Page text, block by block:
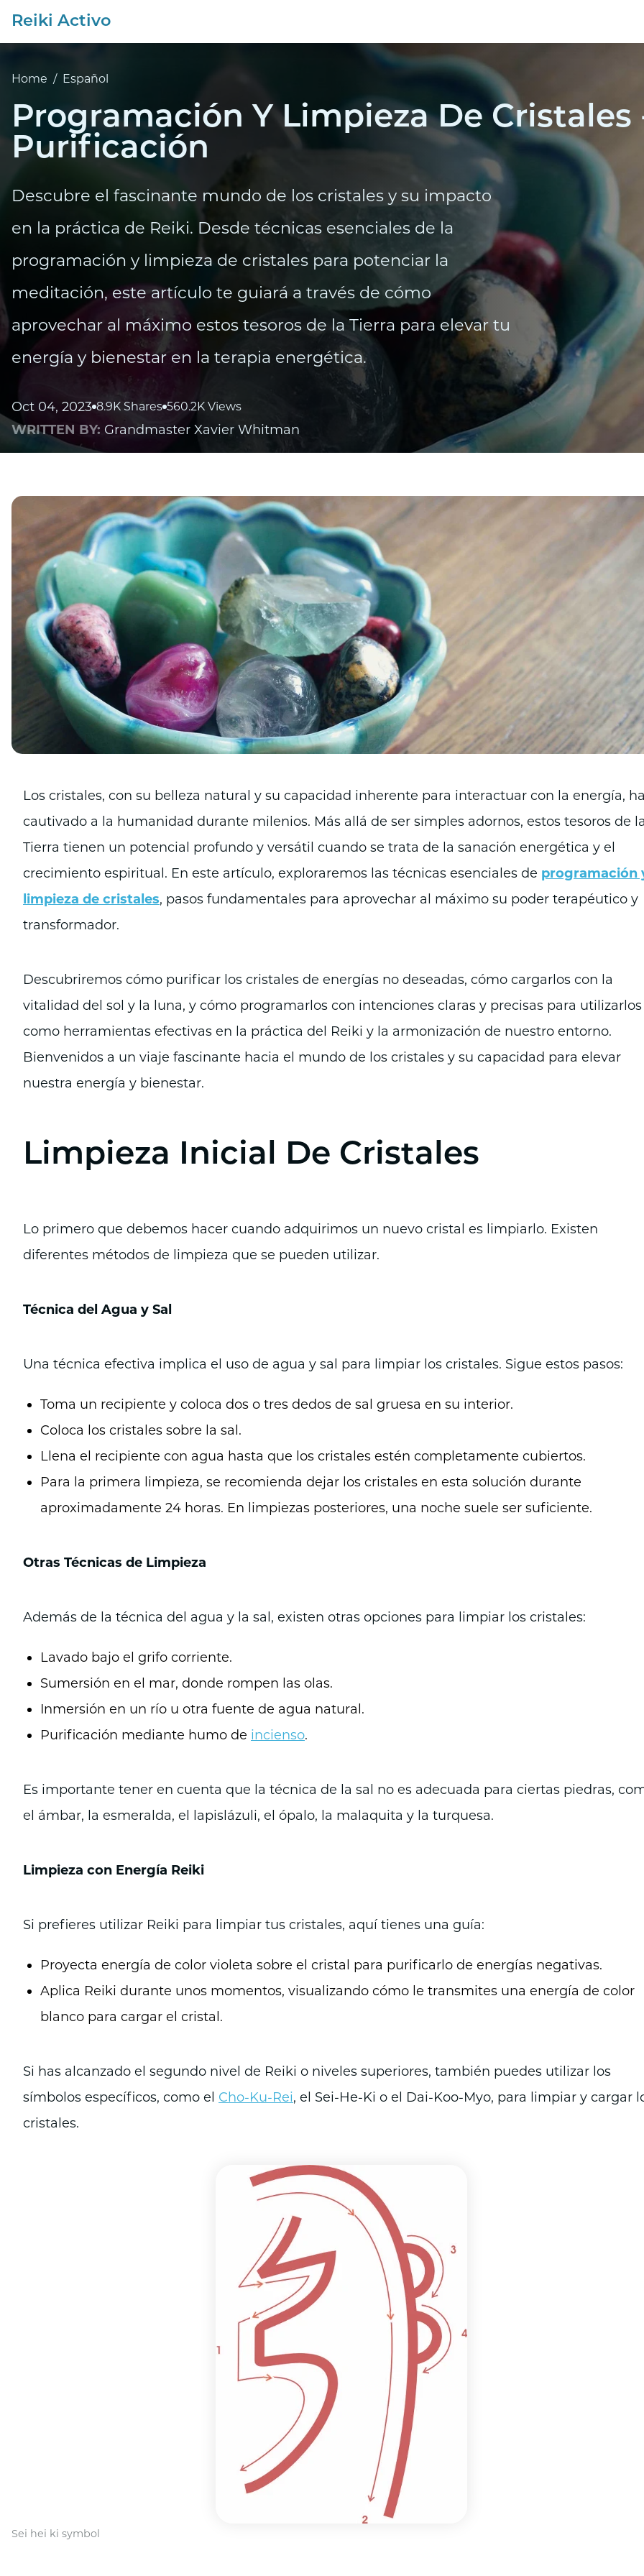
Reiki Activo
Home / Español
Programación Y Limpieza De Cristales
Purificación
Descubre el fascinante mundo de los cristales y su impacto
en la práctica de Reiki. Desde técnicas esenciales de la
programación y limpieza de cristales para potenciar la
meditación, este artículo te guiará a través de cómo
aprovechar al máximo estos tesoros de la Tierra para elevar tu
energía y bienestar en la terapia energética.
Oct 04, 2023 8.9K Shares 560.2K Views
WRITTEN BY: Grandmaster Xavier Whitman
Los cristales, con su belleza natural y su capacidad inherente para interactuar con la energía,
cautivado a la humanidad durante milenios. Más allá de ser simples adornos, estos tesoros de
Tierra tienen un potencial profundo y versátil cuando se trata de la sanación energética y el
crecimiento espiritual. En este artículo, exploraremos las técnicas esenciales de programación
limpieza de cristales, pasos fundamentales para aprovechar al máximo su poder terapéutico y
transformador.
Descubriremos cómo purificar los cristales de energías no deseadas, cómo cargarlos con la
vitalidad del sol y la luna, y cómo programarlos con intenciones claras y precisas para utilizarlos
como herramientas efectivas en la práctica del Reiki y la armonización de nuestro entorno.
Bienvenidos a un viaje fascinante hacia el mundo de los cristales y su capacidad para elevar
nuestra energía y bienestar.
Limpieza Inicial De Cristales
Lo primero que debemos hacer cuando adquirimos un nuevo cristal es limpiarlo. Existen
diferentes métodos de limpieza que se pueden utilizar.
Técnica del Agua y Sal
Una técnica efectiva implica el uso de agua y sal para limpiar los cristales. Sigue estos pasos:
Toma un recipiente y coloca dos o tres dedos de sal gruesa en su interior.
Coloca los cristales sobre la sal.
Llena el recipiente con agua hasta que los cristales estén completamente cubiertos.
Para la primera limpieza, se recomienda dejar los cristales en esta solución durante
aproximadamente 24 horas. En limpiezas posteriores, una noche suele ser suficiente.
Otras Técnicas de Limpieza
Además de la técnica del agua y la sal, existen otras opciones para limpiar los cristales:
Lavado bajo el grifo corriente.
Sumersión en el mar, donde rompen las olas.
Inmersión en un río u otra fuente de agua natural.
Purificación mediante humo de incienso.
Es importante tener en cuenta que la técnica de la sal no es adecuada para ciertas piedras,
el ámbar, la esmeralda, el lapislázuli, el ópalo, la malaquita y la turquesa.
Limpieza con Energía Reiki
Si prefieres utilizar Reiki para limpiar tus cristales, aquí tienes una guía:
Proyecta energía de color violeta sobre el cristal para purificarlo de energías negativas.
Aplica Reiki durante unos momentos, visualizando cómo le transmites una energía de color
blanco para cargar el cristal.
Si has alcanzado el segundo nivel de Reiki o niveles superiores, también puedes utilizar los
símbolos específicos, como el Cho-Ku-Rei, el Sei-He-Ki o el Dai-Koo-Myo, para limpiar y cargar
cristales.
Sei hei ki symbol